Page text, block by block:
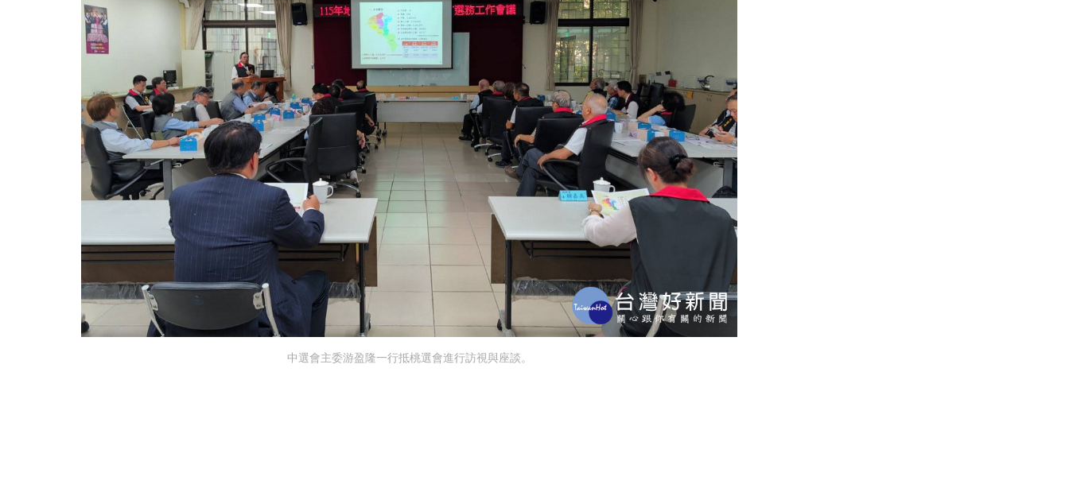
中選會主委游盈隆一行抵桃選會進行訪視與座談。